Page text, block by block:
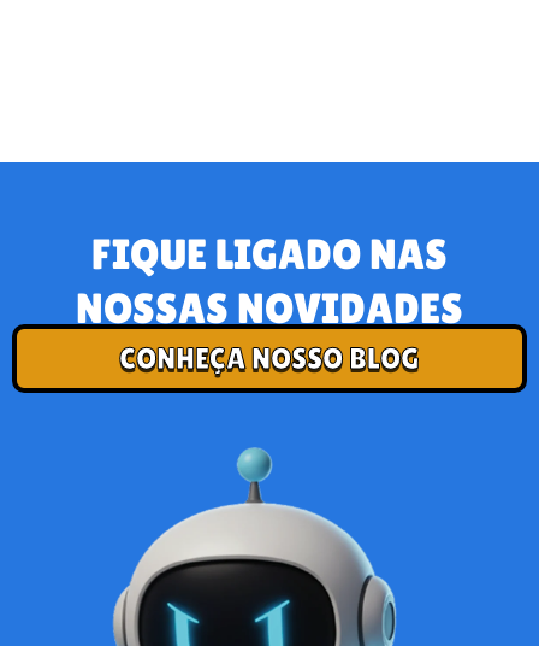
FIQUE LIGADO NAS
NOSSAS NOVIDADES
CONHEÇA NOSSO BLOG